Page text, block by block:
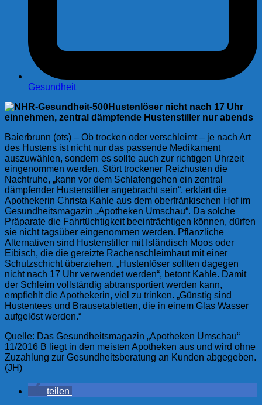
Gesundheit
Hustenlöser nicht nach 17 Uhr
einnehmen, zentral dämpfende Hustenstiller nur abends
Baierbrunn (ots) – Ob trocken oder verschleimt – je nach Art
des Hustens ist nicht nur das passende Medikament
auszuwählen, sondern es sollte auch zur richtigen Uhrzeit
eingenommen werden. Stört trockener Reizhusten die
Nachtruhe, „kann vor dem Schlafengehen ein zentral
dämpfender Hustenstiller angebracht sein“, erklärt die
Apothekerin Christa Kahle aus dem oberfränkischen Hof im
Gesundheitsmagazin „Apotheken Umschau“. Da solche
Präparate die Fahrtüchtigkeit beeinträchtigen können, dürfen
sie nicht tagsüber eingenommen werden. Pflanzliche
Alternativen sind Hustenstiller mit Isländisch Moos oder
Eibisch, die die gereizte Rachenschleimhaut mit einer
Schutzschicht überziehen. „Hustenlöser sollten dagegen
nicht nach 17 Uhr verwendet werden“, betont Kahle. Damit
der Schleim vollständig abtransportiert werden kann,
empfiehlt die Apothekerin, viel zu trinken. „Günstig sind
Hustentees und Brausetabletten, die in einem Glas Wasser
aufgelöst werden.“
Quelle: Das Gesundheitsmagazin „Apotheken Umschau“
11/2016 B liegt in den meisten Apotheken aus und wird ohne
Zuzahlung zur Gesundheitsberatung an Kunden abgegeben.
(JH)
teilen